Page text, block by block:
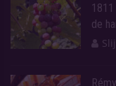
de